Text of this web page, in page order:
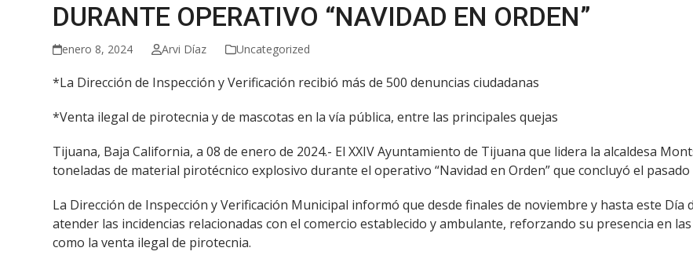
DURANTE OPERATIVO “NAVIDAD EN ORDEN”
enero 8, 2024 Arvi Díaz Uncategorized
*La Dirección de Inspección y Verificación recibió más de 500 denuncias ciudadanas
*Venta ilegal de pirotecnia y de mascotas en la vía pública, entre las principales quejas
Tijuana, Baja California, a 08 de enero de 2024.- El XXIV Ayuntamiento de Tijuana que lidera la alcaldesa
toneladas de material pirotécnico explosivo durante el operativo “Navidad en Orden” que concluyó el pasado
La Dirección de Inspección y Verificación Municipal informó que desde finales de noviembre y hasta este
atender las incidencias relacionadas con el comercio establecido y ambulante, reforzando su presencia en
como la venta ilegal de pirotecnia.